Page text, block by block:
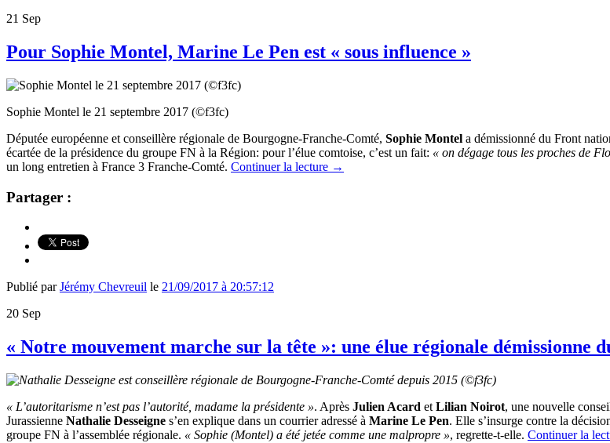
21 Sep
Pour Sophie Montel, Marine Le Pen est « sous influence »
Sophie Montel le 21 septembre 2017 (©f3fc)
Députée européenne et conseillère régionale de Bourgogne-Franche-Comté, Sophie Montel a démissionné du Front
écartée de la présidence du groupe FN à la Région: pour l’élue comtoise, c’est un fait: « on dégage tous les proches de
un long entretien à France 3 Franche-Comté. Continuer la lecture →
Partager :
Publié parJérémy Chevreuil le 21/09/2017 à 20:57:12
20 Sep
« Notre mouvement marche sur la tête »: une élue régionale démissionne
« L’autoritarisme n’est pas l’autorité, madame la présidente ». Après Julien Acard et Lilian Noirot, une nouvelle
Jurassienne Nathalie Desseigne s’en explique dans un courrier adressé à Marine Le Pen. Elle s’insurge contre la
groupe FN à l’assemblée régionale. « Sophie (Montel) a été jetée comme une malpropre », regrette-t-elle. Continuer la